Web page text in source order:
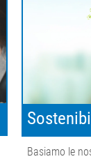
Basiamo le